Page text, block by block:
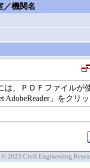
／機関名
は、ＰＤＦファイル
AdobeReader」をク
© 2023 Civil Engineering